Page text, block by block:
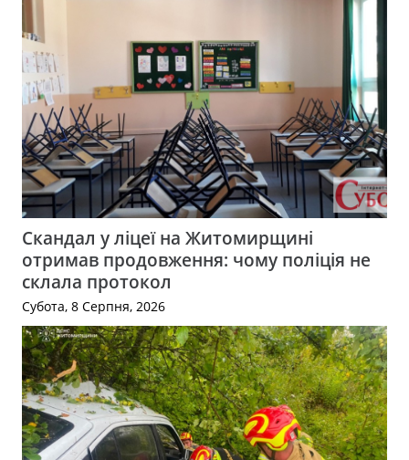
Скандал у ліцеї на Житомирщині
отримав продовження: чому поліція не
склала протокол
Субота, 8 Серпня, 2026